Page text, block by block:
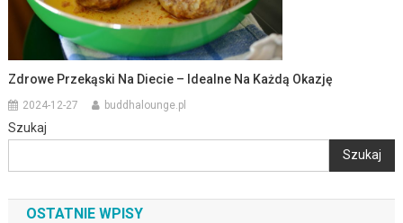
Zdrowe Przekąski Na Diecie – Idealne Na Każdą Okazję
2024-12-27 buddhalounge.pl
Szukaj
Szukaj
OSTATNIE WPISY